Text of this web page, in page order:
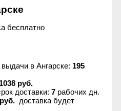
бесплатно
в Ангарске: 195
1038 руб.
доставки: 7 рабочих дн.
доставка будет